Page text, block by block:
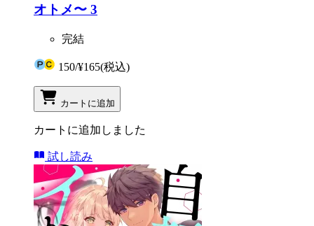
オトメ〜 3
完結
150/¥165(税込)
カートに追加
カートに追加しました
試し読み